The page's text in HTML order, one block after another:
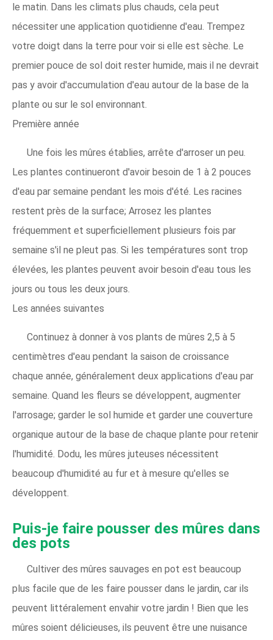
le matin. Dans les climats plus chauds, cela peut
nécessiter une application quotidienne d'eau. Trempez
votre doigt dans la terre pour voir si elle est sèche. Le
premier pouce de sol doit rester humide, mais il ne devrait
pas y avoir d'accumulation d'eau autour de la base de la
plante ou sur le sol environnant.
Première année
Une fois les mûres établies, arrête d'arroser un peu.
Les plantes continueront d'avoir besoin de 1 à 2 pouces
d'eau par semaine pendant les mois d'été. Les racines
restent près de la surface; Arrosez les plantes
fréquemment et superficiellement plusieurs fois par
semaine s'il ne pleut pas. Si les températures sont trop
élevées, les plantes peuvent avoir besoin d'eau tous les
jours ou tous les deux jours.
Les années suivantes
Continuez à donner à vos plants de mûres 2,5 à 5
centimètres d'eau pendant la saison de croissance
chaque année, généralement deux applications d'eau par
semaine. Quand les fleurs se développent, augmenter
l'arrosage; garder le sol humide et garder une couverture
organique autour de la base de chaque plante pour retenir
l'humidité. Dodu, les mûres juteuses nécessitent
beaucoup d'humidité au fur et à mesure qu'elles se
développent.
Puis-je faire pousser des mûres dans
des pots
Cultiver des mûres sauvages en pot est beaucoup
plus facile que de les faire pousser dans le jardin, car ils
peuvent littéralement envahir votre jardin ! Bien que les
mûres soient délicieuses, ils peuvent être une nuisance